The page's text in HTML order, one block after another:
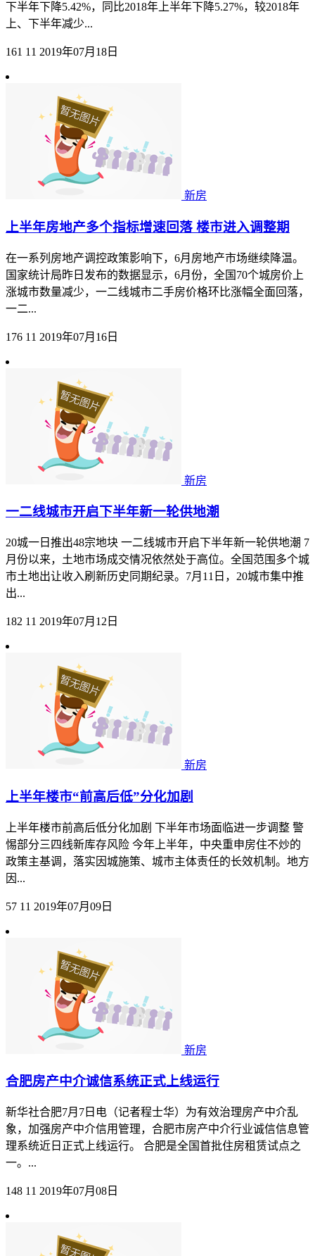
下半年下降5.42%，同比2018年上半年下降5.27%，较2018年
上、下半年减少...
161 11 2019年07月18日
新房
上半年房地产多个指标增速回落 楼市进入调整期
在一系列房地产调控政策影响下，6月房地产市场继续降温。
国家统计局昨日发布的数据显示，6月份，全国70个城房价上
涨城市数量减少，一二线城市二手房价格环比涨幅全面回落，
一二...
176 11 2019年07月16日
新房
一二线城市开启下半年新一轮供地潮
20城一日推出48宗地块 一二线城市开启下半年新一轮供地潮 7
月份以来，土地市场成交情况依然处于高位。全国范围多个城
市土地出让收入刷新历史同期纪录。7月11日，20城市集中推
出...
182 11 2019年07月12日
新房
上半年楼市“前高后低”分化加剧
上半年楼市前高后低分化加剧 下半年市场面临进一步调整 警
惕部分三四线新库存风险 今年上半年，中央重申房住不炒的
政策主基调，落实因城施策、城市主体责任的长效机制。地方
因...
57 11 2019年07月09日
新房
合肥房产中介诚信系统正式上线运行
新华社合肥7月7日电（记者程士华）为有效治理房产中介乱
象，加强房产中介信用管理，合肥市房产中介行业诚信信息管
理系统近日正式上线运行。 合肥是全国首批住房租赁试点之
一。...
148 11 2019年07月08日